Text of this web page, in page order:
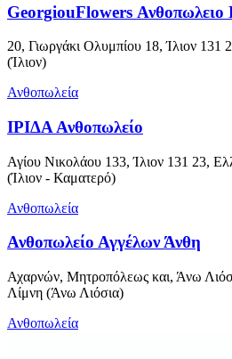
GeorgiouFlowers
20, Γιωργάκι Ολυμπίου 18, Ίλιον 131
(Ίλιον)
Ανθοπωλεία
ΙΡΙΔΑ Ανθοπωλείο
Αγίου Νικολάου 133, Ίλιον 131 23,
(Ίλιον - Καματερό)
Ανθοπωλεία
Ανθοπωλείο Αγγέλων Άνθη
Αχαρνών, Μητροπόλεως και, Άνω
Λίμνη (Άνω Λιόσια)
Ανθοπωλεία